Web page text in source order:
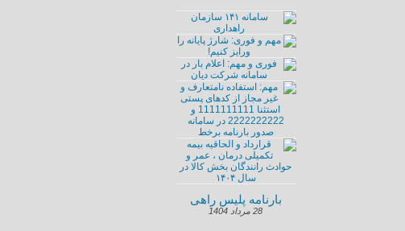
بارنامه پلیس راهی
28 مرداد 1404